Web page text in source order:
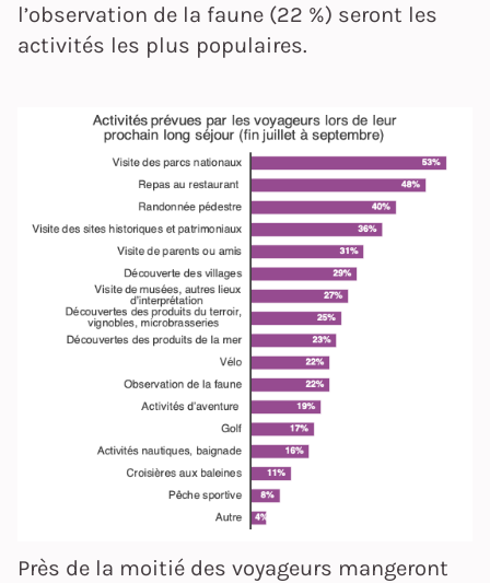
l’observation de la faune (22 %) seront les
activités les plus populaires.
Près de la moitié des voyageurs mangeront